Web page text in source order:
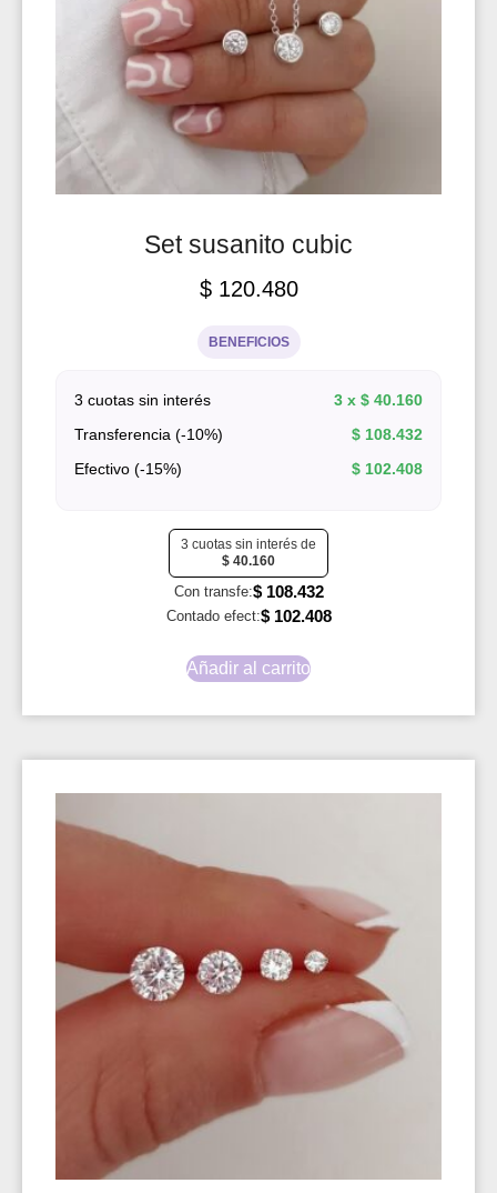
Set susanito cubic
$120.480
BENEFICIOS
3 cuotas sin interés 3 x $ 40.160
Transferencia (-10%)
$ 108.432
Efectivo (-15%)
$ 102.408
3 cuotas sin interés de
$ 40.160
Con transfe:$108.432
Contado efect:$102.408
Añadir al carrito